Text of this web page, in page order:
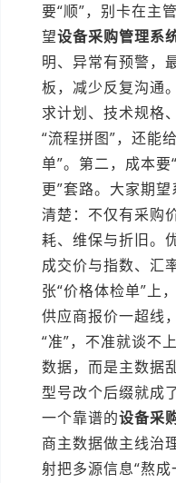
要“顺”，别卡在主
望设备采购管理系
明、异常有预警，
板，减少反复沟通
求计划、技术规格
“流程拼图”，还能
单”。第二，成本
更”套路。大家期
清楚：不仅有采购
耗、维保与折旧。
成交价与指数、汇
张“价格体检单”上
供应商报价一超线
“准”，不准就谈不
数据，而是主数据
型号改个后缀就成
一个靠谱的设备采
商主数据做主线治
射把多源信息“熬